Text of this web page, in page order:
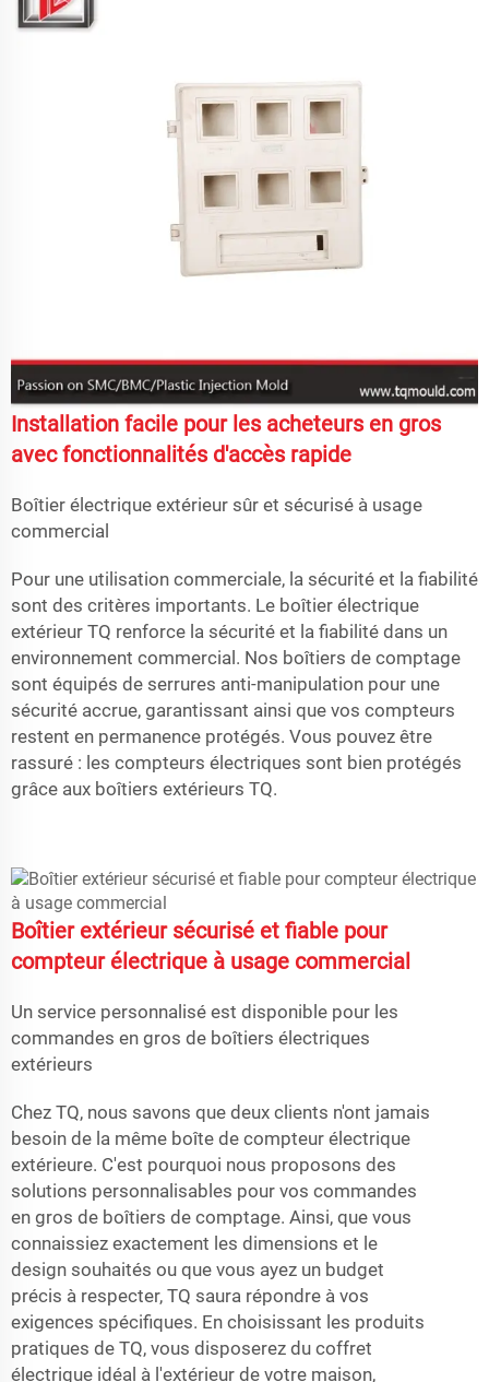
Installation facile pour les acheteurs en gros
avec fonctionnalités d'accès rapide
Boîtier électrique extérieur sûr et sécurisé à usage
commercial
Pour une utilisation commerciale, la sécurité et la fiabilité
sont des critères importants. Le boîtier électrique
extérieur TQ renforce la sécurité et la fiabilité dans un
environnement commercial. Nos boîtiers de comptage
sont équipés de serrures anti-manipulation pour une
sécurité accrue, garantissant ainsi que vos compteurs
restent en permanence protégés. Vous pouvez être
rassuré : les compteurs électriques sont bien protégés
grâce aux boîtiers extérieurs TQ.
Boîtier extérieur sécurisé et fiable pour
compteur électrique à usage commercial
Un service personnalisé est disponible pour les
commandes en gros de boîtiers électriques
extérieurs
Chez TQ, nous savons que deux clients n'ont jamais
besoin de la même boîte de compteur électrique
extérieure. C'est pourquoi nous proposons des
solutions personnalisables pour vos commandes
en gros de boîtiers de comptage. Ainsi, que vous
connaissiez exactement les dimensions et le
design souhaités ou que vous ayez un budget
précis à respecter, TQ saura répondre à vos
exigences spécifiques. En choisissant les produits
pratiques de TQ, vous disposerez du coffret
électrique idéal à l'extérieur de votre maison,